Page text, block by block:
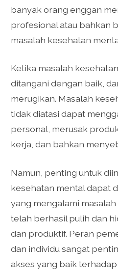
banyak orang enggan
profesional atau bahkan
masalah kesehatan
Ketika masalah
ditangani dengan baik,
merugikan. Masalah
tidak diatasi dapat
personal, merusak
kerja, dan bahkan
Namun, penting untuk
kesehatan mental dapat
yang mengalami
telah berhasil pulih dan
dan produktif. Peran
dan individu sangat
akses yang baik